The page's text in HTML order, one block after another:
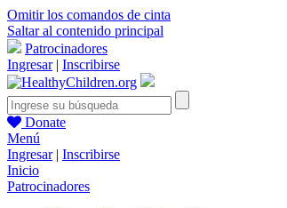
Omitir los comandos de cinta
Saltar al contenido principal
Patrocinadores
Ingresar| Inscribirse
Donate
Menú
Ingresar| Inscribirse
Inicio
Patrocinadores